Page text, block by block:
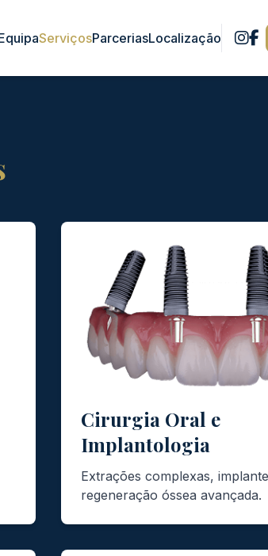
ServiçosParceriasLocalização
Cirurgia Oral e
Implantologia
Extrações complexas,
regeneração óssea avançada.